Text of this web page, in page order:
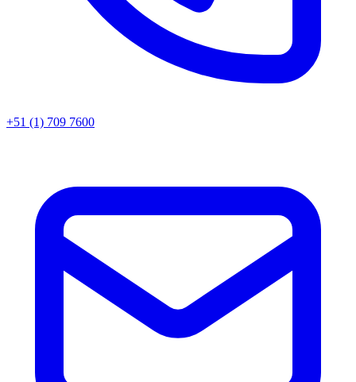
+51 (1) 709 7600